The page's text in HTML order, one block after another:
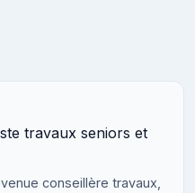
travaux seniors et
conseillère travaux,